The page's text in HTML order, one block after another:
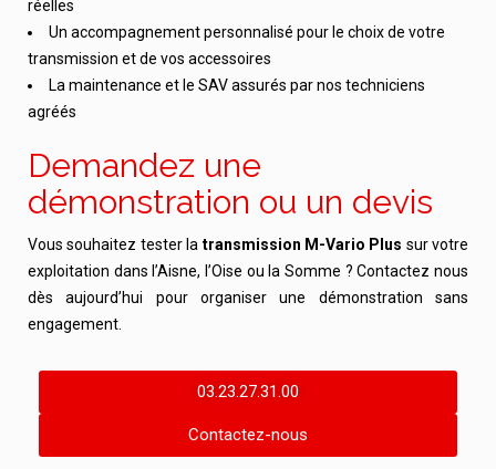
réelles
Un accompagnement personnalisé pour le choix de votre
transmission et de vos accessoires
La maintenance et le SAV assurés par nos techniciens
agréés
Demandez une
démonstration ou un devis
Vous souhaitez tester la transmission M-Vario Plus sur votre
exploitation dans l’Aisne, l’Oise ou la Somme ? Contactez nous
dès aujourd’hui pour organiser une démonstration sans
engagement.
03.23.27.31.00
Contactez-nous